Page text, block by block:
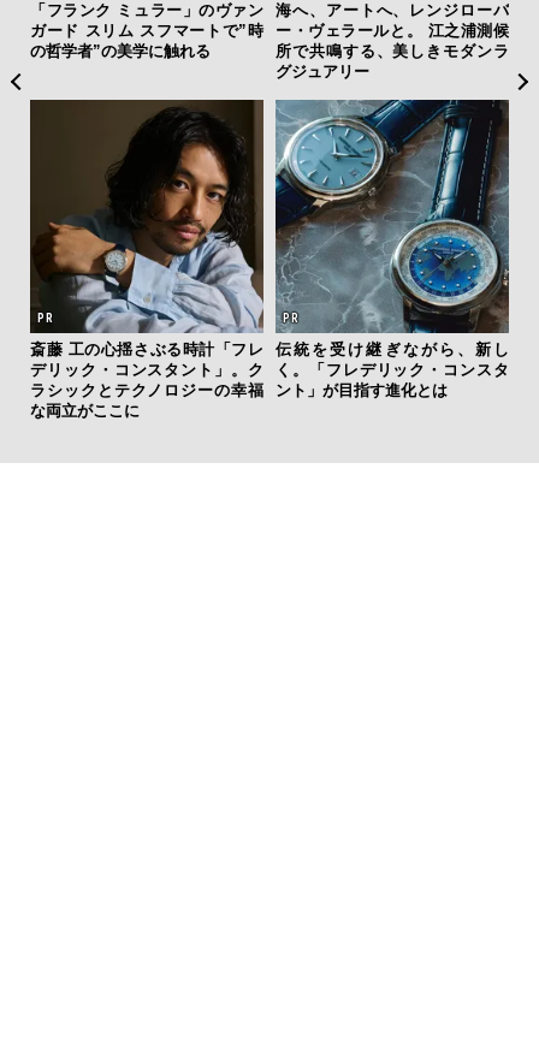
ローバ
浦測候
ダンラ
、新し
ンスタ
“スワロフスキー クリエイテッド
ダイヤモンズ コレクション”が証
明！ ラボ発「未来のダイヤ」の
サングラス決定版！
とのコラボで「ずっと、どこ
も」使える4シリーズデビュー
4名がレビュー
内製化こそ、コンサルティング
の本質だ。レバレジーズが実践
する、次世代ファームの全貌
「コンディション」が成果を
右する——TENTIALの想いと
究成果を結集した「BAKUNE